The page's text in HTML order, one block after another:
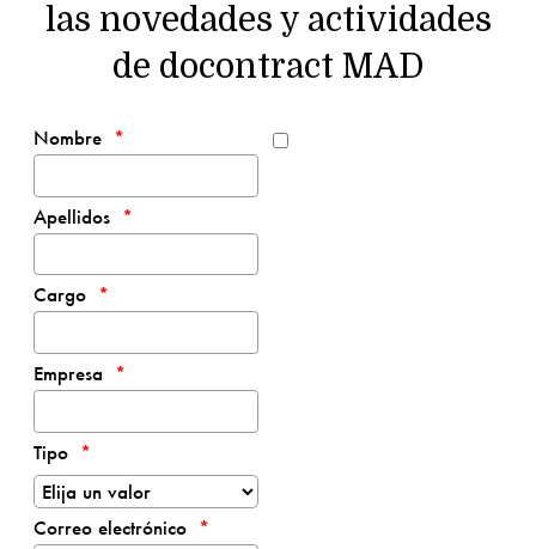
las novedades y actividades
de docontract MAD
Nombre
Apellidos
Cargo
Empresa
Tipo
Correo electrónico